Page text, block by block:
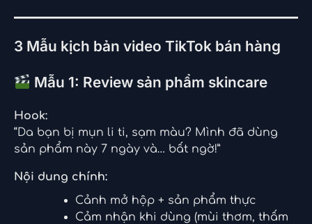
3 Mẫu kịch bản video TikTok bán hàng
Mẫu 1: Review sản phẩm skincare
Hook:
“Da bạn bị mụn li ti, sạm màu? Mình đã dùng
sản phẩm này 7 ngày và… bất ngờ!”
Nội dung chính:
Cảnh mở hộp + sản phẩm thực
Cảm nhận khi dùng (mùi thơm, thấm